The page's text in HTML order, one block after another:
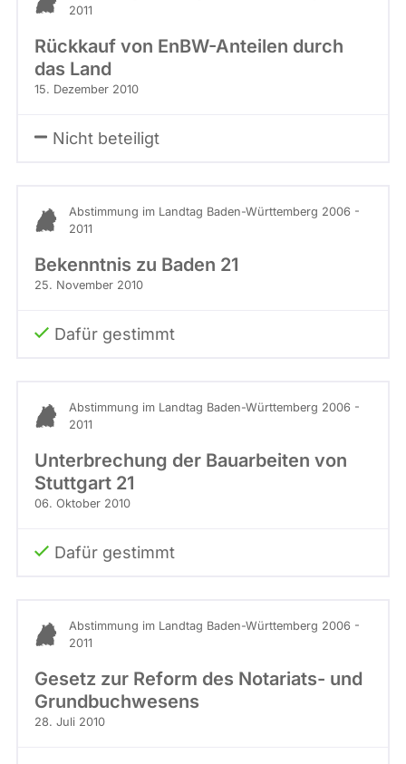
2011
Rückkauf von EnBW-Anteilen durch
das Land
15. Dezember 2010
Nicht beteiligt
Abstimmung im Landtag Baden-Württemberg 2006 -
2011
Bekenntnis zu Baden 21
25. November 2010
Dafür gestimmt
Abstimmung im Landtag Baden-Württemberg 2006 -
2011
Unterbrechung der Bauarbeiten von
Stuttgart 21
06. Oktober 2010
Dafür gestimmt
Abstimmung im Landtag Baden-Württemberg 2006 -
2011
Gesetz zur Reform des Notariats- und
Grundbuchwesens
28. Juli 2010